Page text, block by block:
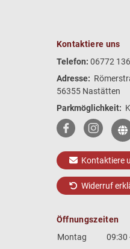
Kontaktiere uns
Telefon: 06772
Adresse:
56355 Nastätten
Parkmöglichkeit:
Kontaktiere
Widerruf
Öffnungszeiten
Montag
09:30